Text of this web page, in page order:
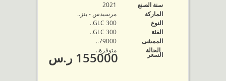
سنة الصنع
2021
الماركة
مرسيدس - بنز..
النوع
GLC 300..
الفئة
GLC 300..
الممشى
79000..
الحالة
متوفرة‬..
السعر 155000 ر.س